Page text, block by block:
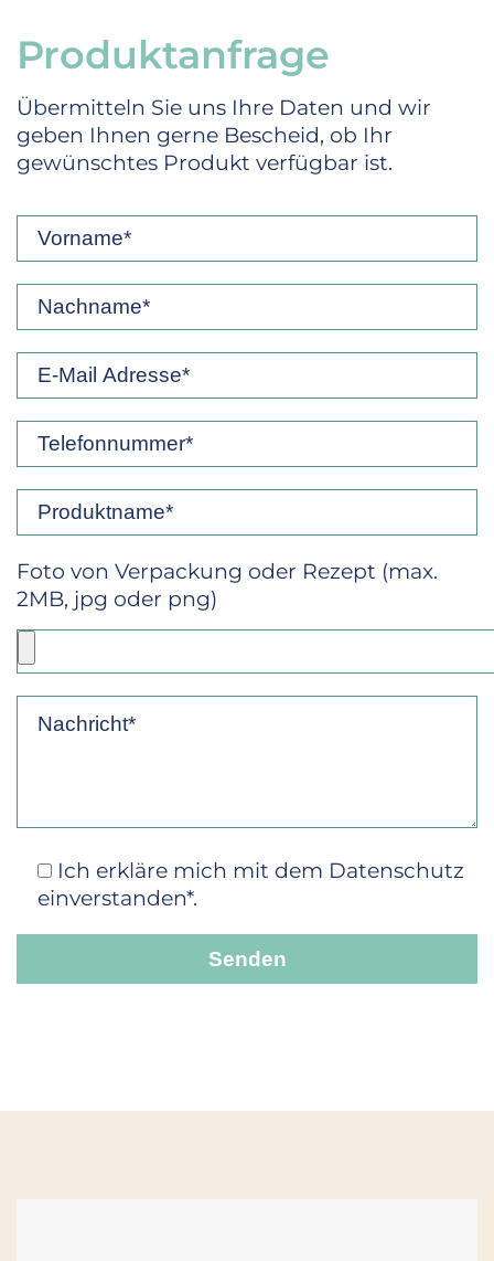
Produktanfrage
Übermitteln Sie uns Ihre Daten und wir
geben Ihnen gerne Bescheid, ob Ihr
gewünschtes Produkt verfügbar ist.
Foto von Verpackung oder Rezept (max.
2MB, jpg oder png)
Ich erkläre mich mit dem Datenschutz
einverstanden*.